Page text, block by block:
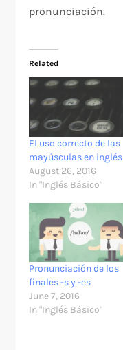
pronunciación.
Related
El uso correcto de las
mayúsculas en inglés
August 26, 2016
In "Inglés Básico"
Pronunciación de los
finales -s y -es
June 7, 2016
In "Inglés Básico"